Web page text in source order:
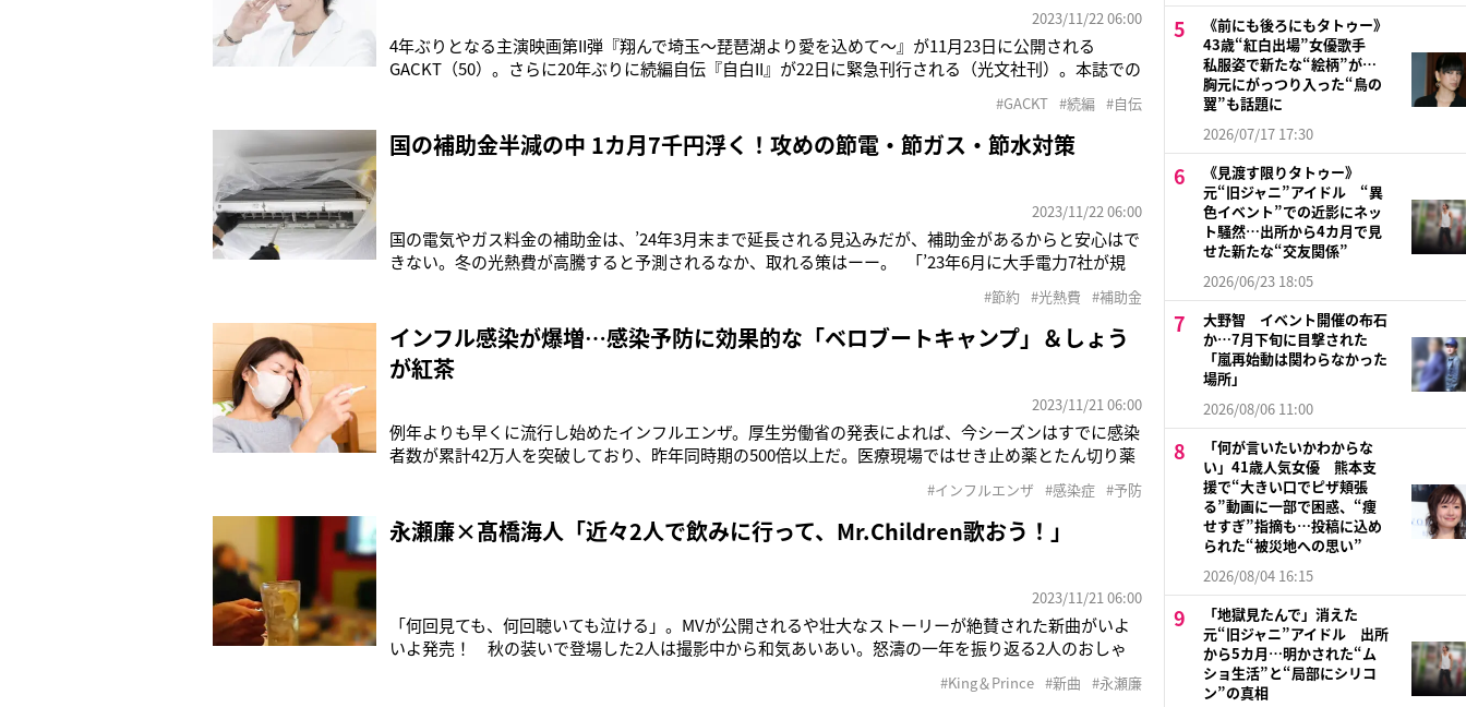
2023/11/22 06:00
4年ぶりとなる主演映画第II弾『翔んで埼玉～琵琶湖より愛を込めて～』が11月23日に公開される
GACKT（50）。さらに20年ぶりに続編自伝『自白II』が22日に緊急刊行される（光文社刊）。本誌での
河ドラマ『風林火山』（’07年）で共演した緒形拳さんだった。同書から一部を抜粋#GACKT #続編 #自伝
国の補助金半減の中 1カ月7千円浮く！攻めの節電・節ガス・節水対策
2023/11/22 06:00
国の電気やガス料金の補助金は、’24年3月末まで延長される見込みだが、補助金があるからと安心はで
きない。冬の光熱費が高騰すると予測されるなか、取れる策はーー。 「’23年6月に大手電力7社が規
#節約 #光熱費 #補助金
インフル感染が爆増…感染予防に効果的な「ベロブートキャンプ」＆しょう
が紅茶
2023/11/21 06:00
例年よりも早くに流行し始めたインフルエンザ。厚生労働省の発表によれば、今シーズンはすでに感染
者数が累計42万人を突破しており、昨年同時期の500倍以上だ。医療現場ではせき止め薬とたん切り薬
ため、感染予防に力を入れましょう。日本人の80％が口呼吸といわれていますが、簡単な体操で鼻呼吸
#インフルエンザ #感染症 #予防
永瀬廉×髙橋海人「近々2人で飲みに行って、Mr.Children歌おう！」
2023/11/21 06:00
「何回見ても、何回聴いても泣ける」。MVが公開されるや壮大なストーリーが絶賛された新曲がいよ
いよ発売！ 秋の装いで登場した2人は撮影中から和気あいあい。怒濤の一年を振り返る2人のおしゃ
かなり重要なキャラが死んじゃうっていう話ね。 髙橋：そのシーンを読んだとき、ぜんぜん
#King＆Prince #新曲 #永瀬廉
《前にも後ろにもタトゥー》
43歳“紅白出場”女優歌手
私服姿で新たな“絵柄”が…
胸元にがっつり入った“鳥の
翼”も話題に
2026/07/17 17:30
《見渡す限りタトゥー》
元“旧ジャニ”アイドル “異
色イベント”での近影にネッ
ト騒然…出所から4カ月で見
せた新たな“交友関係”
2026/06/23 18:05
大野智 イベント開催の布石
か…7月下旬に目撃された
「嵐再始動は関わらなかった
場所」
2026/08/06 11:00
「何が言いたいかわからな
い」41歳人気女優 熊本支
援で“大きい口でピザ頬張
る”動画に一部で困惑、“痩
せすぎ”指摘も…投稿に込め
られた“被災地への思い”
2026/08/04 16:15
「地獄見たんで」消えた
元“旧ジャニ”アイドル 出所
から5カ月…明かされた“ム
ショ生活”と“局部にシリコ
ン”の真相